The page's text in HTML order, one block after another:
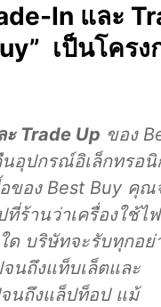
In และ
เป็นโครง
Trade Up ของ
อุปกรณ์อิเล็กทรอนิ
ของ Best Buy คุณ
ร้านว่าเครื่องใช้ไ
ด บริษัทจะรับทุกอย่
นถึงแท็บเล็ตและ
จนถึงแล็ปท็อป แม้